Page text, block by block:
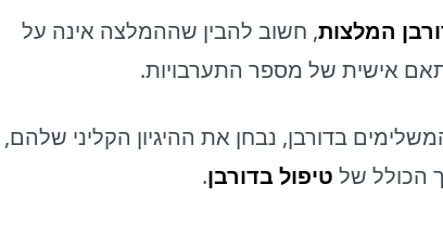
המלצות, חשוב להבין שההמלצה אינה על
אישית של מספר התערבויות.
בדורבן, נבחן את ההיגיון הקליני שלהם,
הכולל של טיפול בדורבן.